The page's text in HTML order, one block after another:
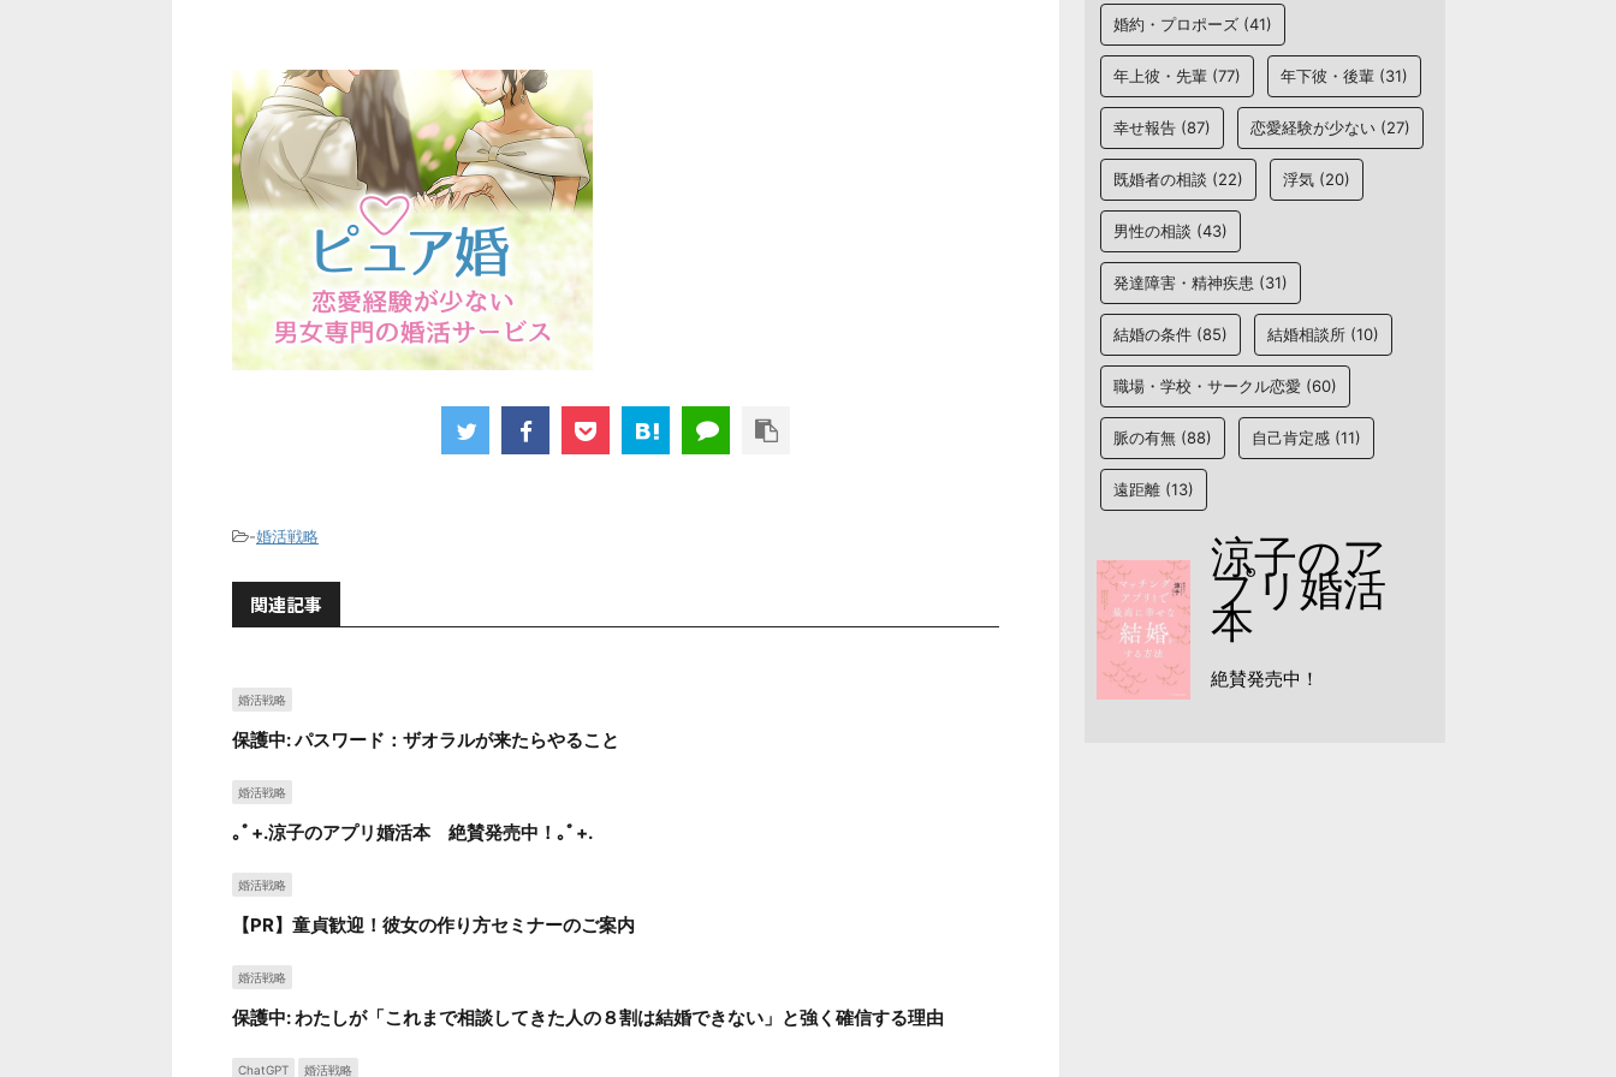
-婚活戦略
関連記事
婚活戦略
保護中: パスワード：ザオラルが来たらやること
婚活戦略
｡ﾟ+.涼子のアプリ婚活本 絶賛発売中！｡ﾟ+.
婚活戦略
【PR】童貞歓迎！彼女の作り方セミナーのご案内
婚活戦略
保護中: わたしが「これまで相談してきた人の８割は結婚できない」と強く確信する理由
ChatGPT 婚活戦略
婚約・プロポーズ (41)
年上彼・先輩 (77) 年下彼・後輩 (31)
幸せ報告 (87) 恋愛経験が少ない (27)
既婚者の相談 (22) 浮気 (20)
男性の相談 (43)
発達障害・精神疾患 (31)
結婚の条件 (85) 結婚相談所 (10)
職場・学校・サークル恋愛 (60)
脈の有無 (88) 自己肯定感 (11)
遠距離 (13)
涼子のア
プリ婚活
本
絶賛発売中！